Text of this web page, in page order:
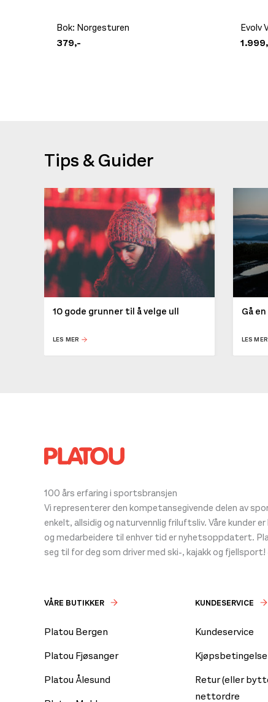
Bok: Norgesturen
379,-
Evolv
Tips & Guider
10 gode grunner til å velge ull
LES MER
Gå
LES MER
100 års erfaring i sportsbransjen
Vi representerer den kompetansegivende delen av
enkelt, allsidig og naturvennlig friluftsliv. Våre kunder
og medarbeidere til enhver tid er nyhetsoppdatert.
seg til for deg som driver med ski-, kajakk og fjellsport!
VÅRE BUTIKKER
Platou Bergen
Platou Fjøsanger
Platou Ålesund
KUNDESERVICE
Kundeservice
Retur (eller
nettordre